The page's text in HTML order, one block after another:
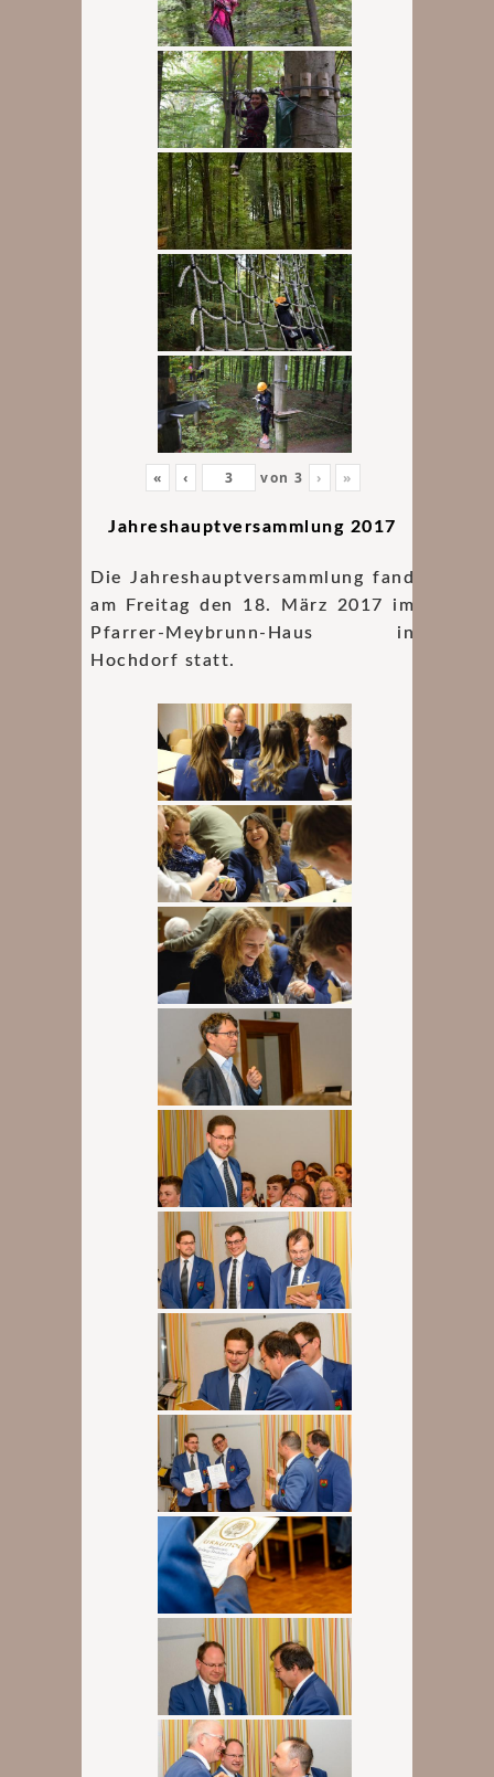
« ‹ von 3 › »
Jahreshauptversammlung 2017
Die Jahreshauptversammlung fand
am Freitag den 18. März 2017 im
Pfarrer-Meybrunn-Haus in
Hochdorf statt.